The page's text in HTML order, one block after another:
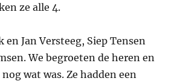
ze alle 4.
en Jan Versteeg, Siep Tensen
We begroeten de heren en
wat was. Ze hadden een